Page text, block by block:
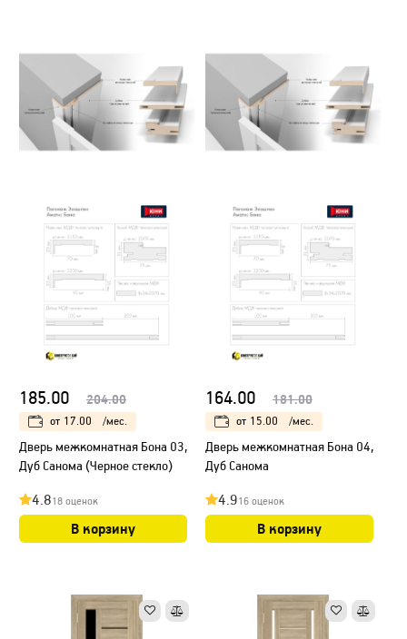
185.00 204.00
от 17.00 /мес.
Дверь межкомнатная Бона 03,
Дуб Санома (Черное стекло)
4.818 оценок
В корзину
164.00 181.00
от 15.00 /мес.
Дверь межкомнатная Бона 04,
Дуб Санома
4.916 оценок
В корзину